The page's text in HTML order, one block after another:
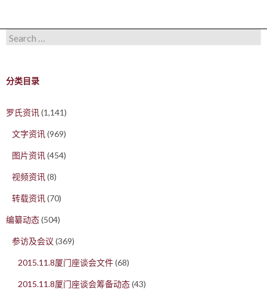
Search for:
分类目录
罗氏资讯(1,141)
文字资讯(969)
图片资讯(454)
视频资讯(8)
转载资讯(70)
编纂动态(504)
参访及会议 (369)
2015.11.8厦门座谈会文件(68)
2015.11.8厦门座谈会筹备动态(43)